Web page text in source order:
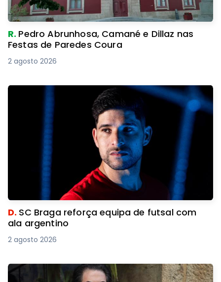
R. Pedro Abrunhosa, Camané e Dillaz nas
Festas de Paredes Coura
2 agosto 2026
D. SC Braga reforça equipa de futsal com
ala argentino
2 agosto 2026